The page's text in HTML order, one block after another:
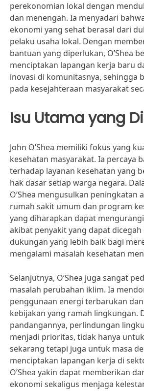
perekonomian lokal dengan
dan menengah. Ia menyadari
ekonomi yang sehat berasal dari
pelaku usaha lokal. Dengan
bantuan yang diperlukan, O’Shea
menciptakan lapangan kerja baru
inovasi di komunitasnya, sehingga
pada kesejahteraan masyarakat
Isu Utama yang
John O’Shea memiliki fokus yang
kesehatan masyarakat. Ia percaya
terhadap layanan kesehatan yang
hak dasar setiap warga negara.
O’Shea mengusulkan peningkatan
rumah sakit umum dan program
yang diharapkan dapat
akibat penyakit yang dapat
dukungan yang lebih baik bagi
mengalami masalah kesehatan
Selanjutnya, O’Shea juga sangat
masalah perubahan iklim. Ia
penggunaan energi terbarukan
kebijakan yang ramah lingkungan.
pandangannya, perlindungan
menjadi prioritas, tidak hanya
sekarang tetapi juga untuk masa
menciptakan lapangan kerja di
O’Shea yakin dapat memberikan
ekonomi sekaligus menjaga